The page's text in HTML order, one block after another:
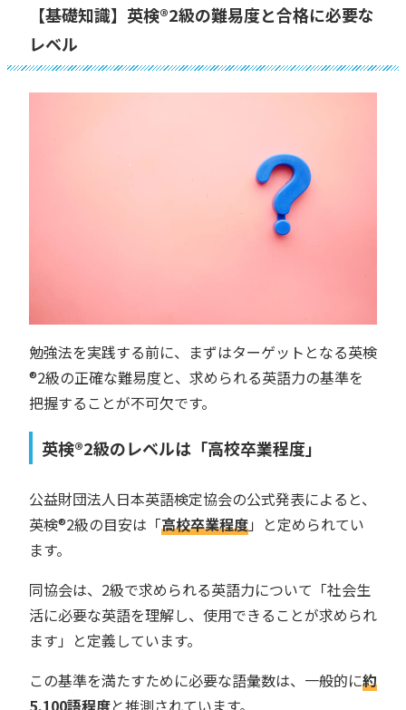
【基礎知識】英検®︎2級の難易度と合格に必要な
レベル
勉強法を実践する前に、まずはターゲットとなる英検
®︎2級の正確な難易度と、求められる英語力の基準を
把握することが不可欠です。
英検®︎2級のレベルは「高校卒業程度」
公益財団法人日本英語検定協会の公式発表によると、
英検®︎2級の目安は「高校卒業程度」と定められてい
ます。
同協会は、2級で求められる英語力について「社会生
活に必要な英語を理解し、使用できることが求められ
ます」と定義しています。
この基準を満たすために必要な語彙数は、一般的に約
5,100語程度と推測されています。